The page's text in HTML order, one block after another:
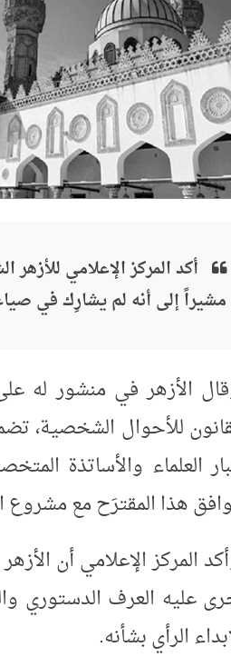
أكد المركز الإعلامي
مشيراً إلى أنه لم يشارِك في
الأزهر في منشور له
للأحوال الشخصية،
هذا المقترَح مع مشروع
المركز الإعلامي أن
عليه العرف الدستوري
الرأي بشأنه.